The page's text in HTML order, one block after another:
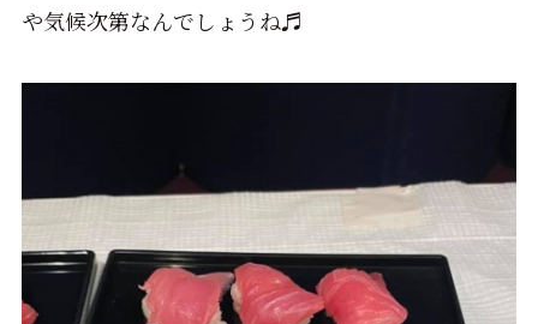
や気候次第なんでしょうね♬